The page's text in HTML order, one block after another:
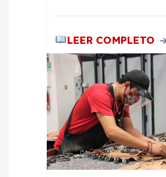
LEER COMPLETO